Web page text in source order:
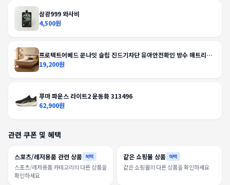
삼광999 와사비
4,500원
프로텍트어베드 문나잇 슬립 진드기차단 유아안전확인 방수 매트리스
커버
19,200원
푸마 파운스 라이트2 운동화 313496
62,900원
관련 쿠폰 및 혜택
스포츠/레저용품 관련 상품 혜택
스포츠/레저용품 카테고리의 다른 상품을
확인하세요
같은 쇼핑몰 상품 혜택
같은 쇼핑몰의 다른 상품을 확인하세요